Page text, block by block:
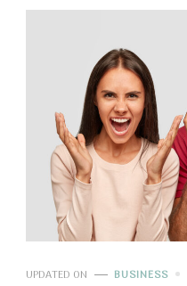
UPDATED ON BUSINESS